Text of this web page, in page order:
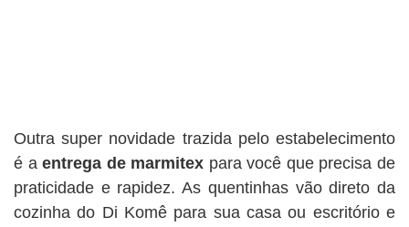
Outra super novidade trazida pelo estabelecimento
é aentrega de marmitex para você que precisa de
praticidade e rapidez. As quentinhas vão direto da
cozinha do Di Komê para sua casa ou escritório e